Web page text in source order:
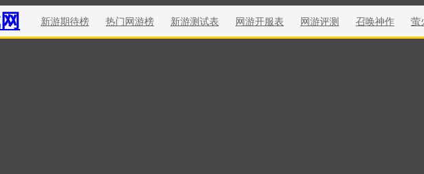
新游期待榜 热门网游榜 新游测试表 网游开服表 网游评测 召唤神作 萤